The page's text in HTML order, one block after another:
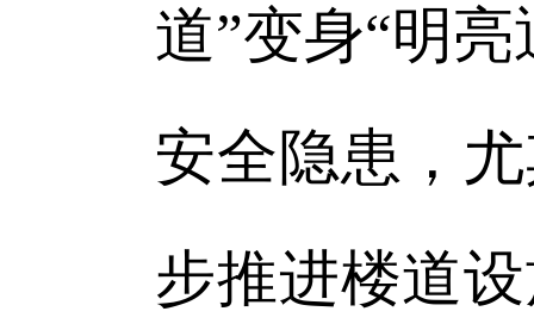
道”变身“明
安全隐患，
步推进楼道